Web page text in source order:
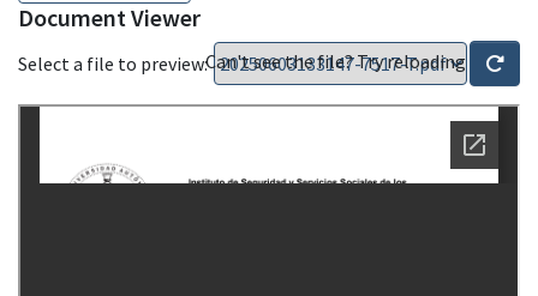
Document Viewer
Select a file to preview:Can't see the file? Try reloading